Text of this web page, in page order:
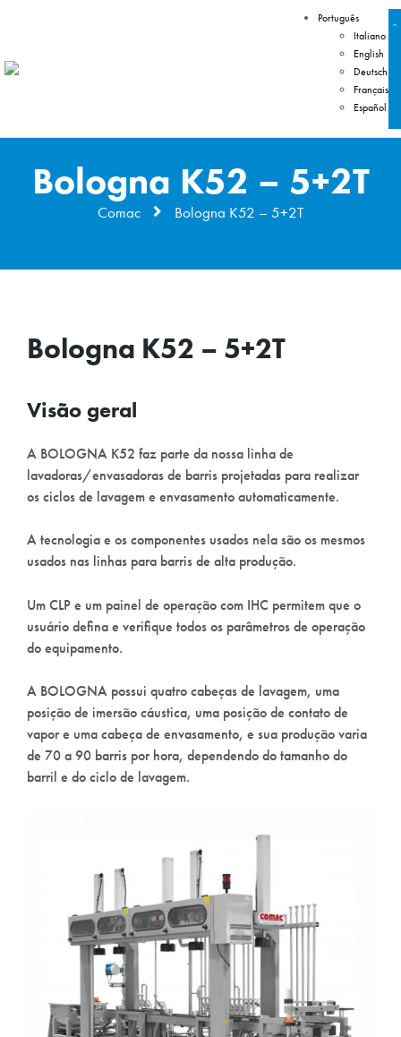
Português
Italiano
English
Deutsch
Français
Español
Bologna K52 – 5+2T
Comac Bologna K52 – 5+2T
Bologna K52 – 5+2T
Visão geral
A BOLOGNA K52 faz parte da nossa linha de
lavadoras/envasadoras de barris projetadas para realizar
os ciclos de lavagem e envasamento automaticamente.
A tecnologia e os componentes usados nela são os mesmos
usados nas linhas para barris de alta produção.
Um CLP e um painel de operação com IHC permitem que o
usuário defina e verifique todos os parâmetros de operação
do equipamento.
A BOLOGNA possui quatro cabeças de lavagem, uma
posição de imersão cáustica, uma posição de contato de
vapor e uma cabeça de envasamento, e sua produção varia
de 70 a 90 barris por hora, dependendo do tamanho do
barril e do ciclo de lavagem.